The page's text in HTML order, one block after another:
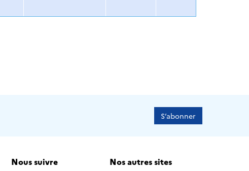
S’abonner
Nous suivre Nos autres sites